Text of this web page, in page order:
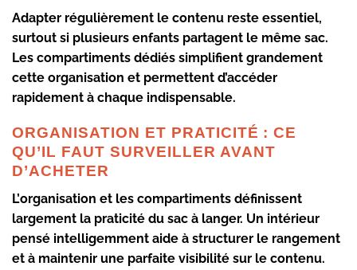
Adapter régulièrement le contenu reste essentiel,
surtout si plusieurs enfants partagent le même sac.
Les compartiments dédiés simplifient grandement
cette organisation et permettent d’accéder
rapidement à chaque indispensable.
ORGANISATION ET PRATICITÉ : CE
QU’IL FAUT SURVEILLER AVANT
D’ACHETER
L’organisation et les compartiments définissent
largement la praticité du sac à langer. Un intérieur
pensé intelligemment aide à structurer le rangement
et à maintenir une parfaite visibilité sur le contenu.